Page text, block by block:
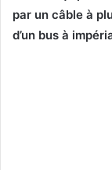
par un câble à
d’un bus à